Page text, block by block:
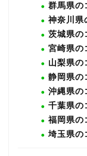
群馬県の
神奈川県
茨城県の
宮崎県の
山梨県の
静岡県の
沖縄県の
千葉県の
福岡県の
埼玉県の